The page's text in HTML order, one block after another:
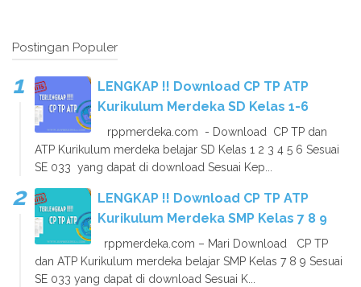
Postingan Populer
LENGKAP !! Download CP TP ATP
Kurikulum Merdeka SD Kelas 1-6
rppmerdeka.com - Download CP TP dan
ATP Kurikulum merdeka belajar SD Kelas 1 2 3 4 5 6 Sesuai
SE 033 yang dapat di download Sesuai Kep...
LENGKAP !! Download CP TP ATP
Kurikulum Merdeka SMP Kelas 7 8 9
rppmerdeka.com – Mari Download CP TP
dan ATP Kurikulum merdeka belajar SMP Kelas 7 8 9 Sesuai
SE 033 yang dapat di download Sesuai K...